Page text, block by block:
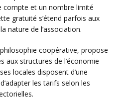
compte et un nombre limité
gratuité s’étend parfois aux
nature de l’association.
coopérative, propose
aux structures de l’économie
locales disposent d’une
les tarifs selon les